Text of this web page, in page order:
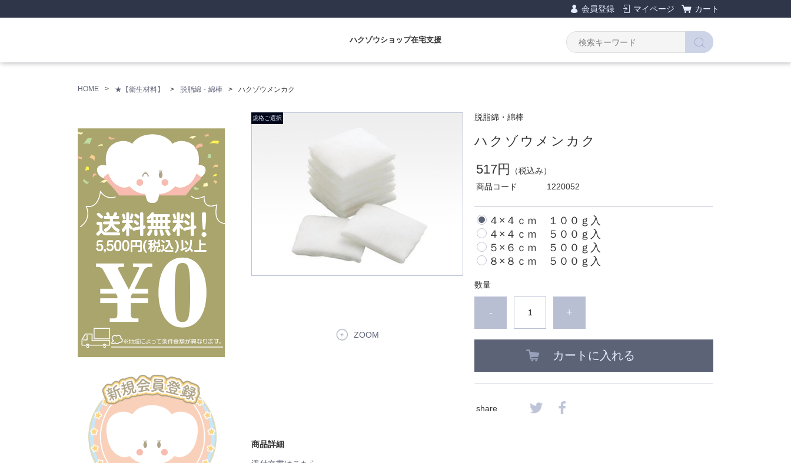
会員登録 マイページ カート
ハクゾウショップ在宅支援
HOME ★【衛生材料】 脱脂綿・綿棒 ハクゾウメンカク
ZOOM
脱脂綿・綿棒
ハクゾウメンカク
517円
（税込み）
商品コード
1220052
４×４ｃｍ １００ｇ入
４×４ｃｍ ５００ｇ入
５×６ｃｍ ５００ｇ入
８×８ｃｍ ５００ｇ入
数量
- +
カートに入れる
share
商品詳細